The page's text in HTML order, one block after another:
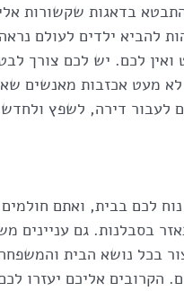
בדאגות שקשורות
להביא ילדים לעולם
ואין לכם. יש לכם צורך
מעט אכזבות מאנשים
לעבור דירה, לשפץ
לכם בבית, ואתם
בסבלנות. גם עניינים
אליכם יעזרו